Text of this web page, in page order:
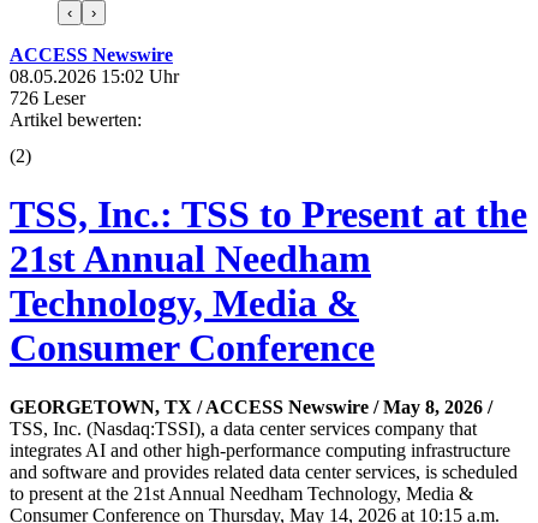
‹ ›
ACCESS Newswire
08.05.2026 15:02 Uhr
726 Leser
Artikel bewerten:
(2)
TSS, Inc.: TSS to Present at the
21st Annual Needham
Technology, Media &
Consumer Conference
GEORGETOWN, TX / ACCESS Newswire / May 8, 2026 /
TSS, Inc. (Nasdaq:TSSI), a data center services company that
integrates AI and other high-performance computing infrastructure
and software and provides related data center services, is scheduled
to present at the 21st Annual Needham Technology, Media &
Consumer Conference on Thursday, May 14, 2026 at 10:15 a.m.